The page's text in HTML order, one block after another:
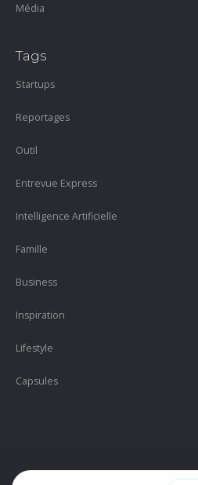
Média
Tags
Startups
Reportages
Outil
Entrevue Express
Intelligence Artificielle
Famille
Business
Inspiration
Lifestyle
Capsules